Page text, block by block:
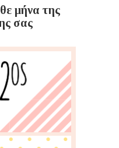
μήνα της
σας